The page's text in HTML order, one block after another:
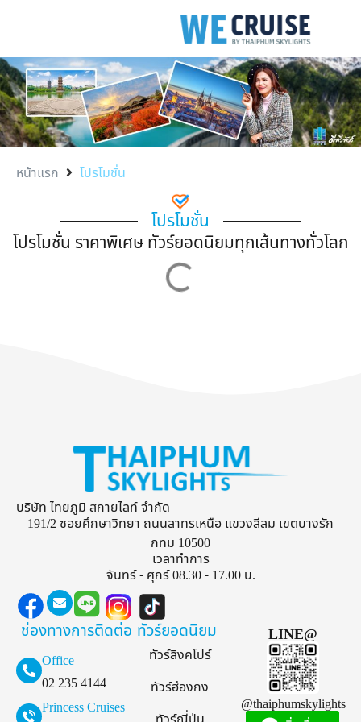
หน้าแรก โปรโมชั่น
โปรโมชั่น
โปรโมชั่น ราคาพิเศษ ทัวร์ยอดนิยมทุกเส้นทางทั่วโลก
บริษัท ไทยภูมิ สกายไลท์ จำกัด
191/2 ซอยศึกษาวิทยา ถนนสาทรเหนือ แขวงสีลม เขตบางรัก
กทม 10500
เวลาทำการ
จันทร์ - ศุกร์ 08.30 - 17.00 น.
ช่องทางการติดต่อ
Office
02 235 4144
Princess Cruises
ทัวร์ยอดนิยม
ทัวร์สิงคโปร์
ทัวร์ฮ่องกง
LINE@
@thaiphumskylights